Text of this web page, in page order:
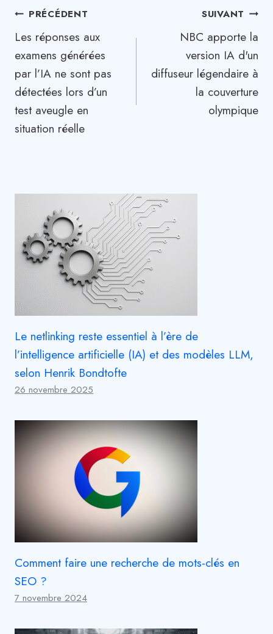
Navigation
de
l’article
PRÉCÉDENT
Les réponses aux
examens générées
par l’IA ne sont pas
détectées lors d’un
test aveugle en
situation réelle
SUIVANT
NBC apporte la
version IA d'un
diffuseur légendaire à
la couverture
olympique
Le netlinking reste essentiel à l’ère de
l’intelligence artificielle (IA) et des modèles LLM,
selon Henrik Bondtofte
26 novembre 2025
Comment faire une recherche de mots-clés en
SEO ?
7 novembre 2024